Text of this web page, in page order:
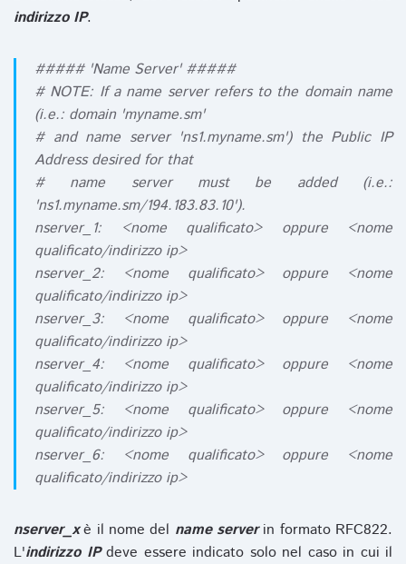
indirizzo IP.
##### 'Name Server' #####
# NOTE: If a name server refers to the domain name
(i.e.: domain 'myname.sm'
# and name server 'ns1.myname.sm') the Public IP
Address desired for that
# name server must be added (i.e.:
'ns1.myname.sm/194.183.83.10').
nserver_1: <nome qualificato> oppure <nome
qualificato/indirizzo ip>
nserver_2: <nome qualificato> oppure <nome
qualificato/indirizzo ip>
nserver_3: <nome qualificato> oppure <nome
qualificato/indirizzo ip>
nserver_4: <nome qualificato> oppure <nome
qualificato/indirizzo ip>
nserver_5: <nome qualificato> oppure <nome
qualificato/indirizzo ip>
nserver_6: <nome qualificato> oppure <nome
qualificato/indirizzo ip>
nserver_xè il nome del name serverin formato RFC822.
L'indirizzo IPdeve essere indicato solo nel caso in cui il